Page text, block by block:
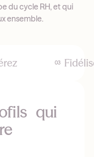
du cycle RH, et qui
ensemble.
03
qui